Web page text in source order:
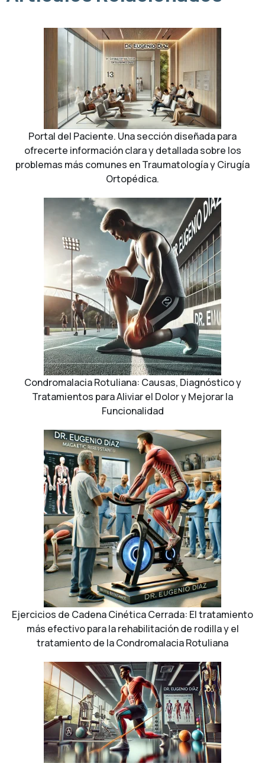
Portal del Paciente. Una sección diseñada para
ofrecerte información clara y detallada sobre los
problemas más comunes en Traumatología y Cirugía
Ortopédica.
Condromalacia Rotuliana: Causas, Diagnóstico y
Tratamientos para Aliviar el Dolor y Mejorar la
Funcionalidad
Ejercicios de Cadena Cinética Cerrada: El tratamiento
más efectivo para la rehabilitación de rodilla y el
tratamiento de la Condromalacia Rotuliana